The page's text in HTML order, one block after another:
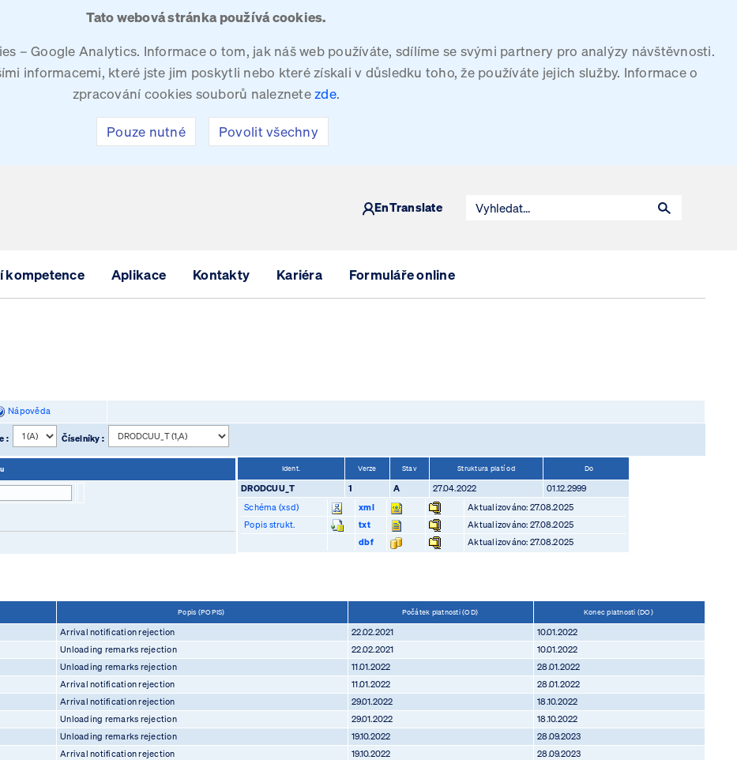
Tato webová stránka používá cookies.
– Google Analytics. Informace o tom, jak náš web používáte, sdílíme se svými partnery pro analýzy návštěvnosti.
informacemi, které jste jim poskytli nebo které získali v důsledku toho, že používáte jejich služby. Informace o
zpracování cookies souborů naleznetezde.
Pouze nutné Povolit všechny
EnTranslate
kompetence Aplikace Kontakty Kariéra Formuláře online
Nápověda
: Číselníky :
Ident. Verze Stav Struktura platí od Do
DRODCUU_T 1 A 27.04.2022
01.12.2999
Schéma (xsd)
xml
Aktualizováno: 27.08.2025
Popis strukt.
txt
Aktualizováno: 27.08.2025
dbf
Aktualizováno: 27.08.2025
Popis (POPIS) Počátek platnosti (OD) Konec platnosti (DO)
Arrival notification rejection 22.02.2021
10.01.2022
Unloading remarks rejection 22.02.2021
10.01.2022
Unloading remarks rejection 11.01.2022
28.01.2022
Arrival notification rejection 11.01.2022
28.01.2022
Arrival notification rejection 29.01.2022
18.10.2022
Unloading remarks rejection 29.01.2022
18.10.2022
Unloading remarks rejection 19.10.2022
28.09.2023
Arrival notification rejection 19.10.2022
28.09.2023